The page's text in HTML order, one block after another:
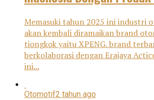
Memasuki tahun 2025 ini industri
akan kembali diramaikan brand
tiongkok yaitu XPENG. brand
berkolaborasi dengan Erajaya
ini...
Otomotif2 tahun ago